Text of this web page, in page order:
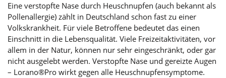
Eine verstopfte Nase durch Heuschnupfen (auch bekannt als
Pollenallergie) zählt in Deutschland schon fast zu einer
Volkskrankheit. Für viele Betroffene bedeutet das einen
Einschnitt in die Lebensqualität. Viele Freizeitaktivitäten, vor
allem in der Natur, können nur sehr eingeschränkt, oder gar
nicht ausgelebt werden. Verstopfte Nase und gereizte Augen
– Lorano®Pro wirkt gegen alle Heuschnupfensymptome.